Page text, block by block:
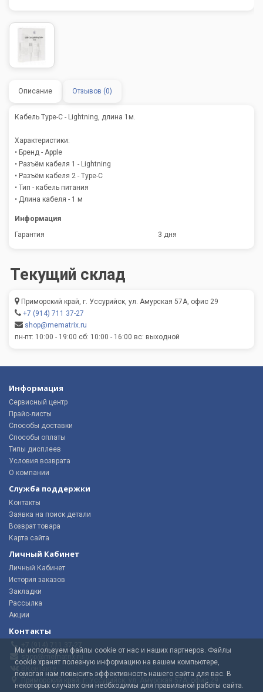
Описание Отзывов (0)
Кабель Type-C - Lightning, длина 1м.
Характеристики:
• Бренд - Apple
• Разъём кабеля 1 - Lightning
• Разъём кабеля 2 - Type-C
• Тип - кабель питания
• Длина кабеля - 1 м
Информация
Гарантия
3 дня
Текущий склад
Приморский край, г. Уссурийск, ул. Амурская 57А, офис 29
+7 (914) 711 37-27
shop@mematrix.ru
пн-пт: 10:00 - 19:00 сб: 10:00 - 16:00 вс: выходной
Информация
Сервисный центр
Прайс-листы
Способы доставки
Способы оплаты
Типы дисплеев
Условия возврата
О компании
Служба поддержки
Контакты
Заявка на поиск детали
Возврат товара
Карта сайта
Личный Кабинет
Личный Кабинет
История заказов
Закладки
Рассылка
Акции
Контакты
+7 (914) 711 37-27
shop@mematrix.ru
ВКонтакте
Приморский край, г. Уссурийск, ул. Амурская 57А, офис 29
Мы используем файлы cookie от нас и наших партнеров. Файлы
cookie хранят полезную информацию на вашем компьютере,
помогая нам повысить эффективность нашего сайта для вас. В
некоторых случаях они необходимы для правильной работы сайта.